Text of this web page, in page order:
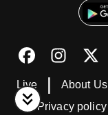
Live About Us
Privacy policy